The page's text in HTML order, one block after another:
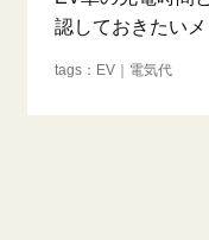
認しておきたい
EV 電気代